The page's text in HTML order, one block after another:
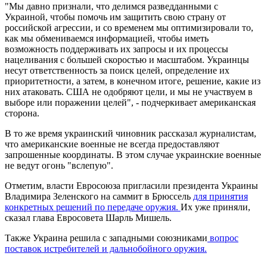
"Мы давно признали, что делимся разведданными с
Украиной, чтобы помочь им защитить свою страну от
российской агрессии, и со временем мы оптимизировали то,
как мы обмениваемся информацией, чтобы иметь
возможность поддерживать их запросы и их процессы
нацеливания с большей скоростью и масштабом. Украинцы
несут ответственность за поиск целей, определение их
приоритетности, а затем, в конечном итоге, решение, какие из
них атаковать. США не одобряют цели, и мы не участвуем в
выборе или поражении целей", - подчеркивает американская
сторона.
В то же время украинский чиновник рассказал журналистам,
что американские военные не всегда предоставляют
запрошенные координаты. В этом случае украинские военные
не ведут огонь "вслепую".
Отметим, власти Евросоюза пригласили президента Украины
Владимира Зеленского на саммит в Брюссель для принятия
конкретных решений по передаче оружия. Их уже приняли,
сказал глава Евросовета Шарль Мишель.
Также Украина решила с западными союзниками вопрос
поставок истребителей и дальнобойного оружия.